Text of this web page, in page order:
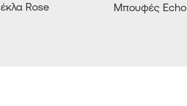
Rose Μπουφές Echo